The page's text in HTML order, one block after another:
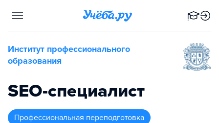
Институт профессионального
образования
SEO-специалист
профессиональная переподготовка